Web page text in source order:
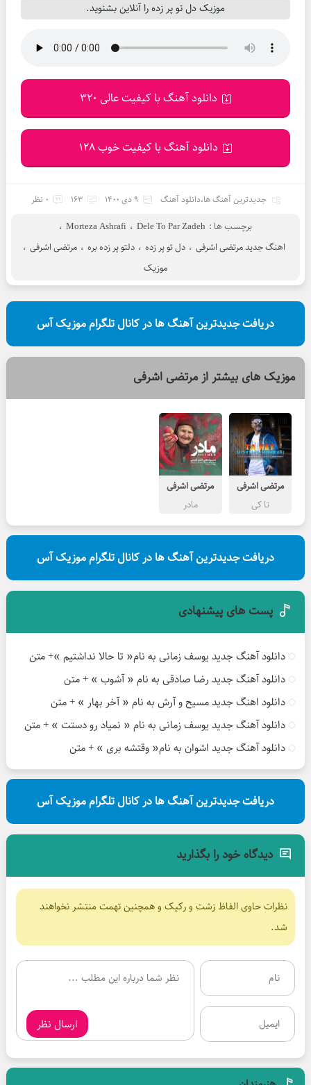
موزیک دل تو پر زده را آنلاین بشنوید.
دانلود آهنگ با کیفیت عالی 320
دانلود آهنگ با کیفیت خوب 128
جدیدترین آهنگ ها،دانلود آهنگ 9 دی 1400 163 0 نظر
برچسب ها : Dele To Par Zadeh ، Morteza Ashrafi ،
اهنگ جدید مرتضی اشرفی ، دل تو پر زده ، دلتو پر زده بره ، مرتضی اشرفی ،
موزیک
دریافت جدیدترین آهنگ ها در کانال تلگرام موزیک آس
موزیک های بیشتر ازمرتضی اشرفی
مرتضی اشرفی
تا کی
مرتضی اشرفی
مادر
دریافت جدیدترین آهنگ ها در کانال تلگرام موزیک آس
پست های پیشنهادی
دانلود آهنگ جدید یوسف زمانی به نام« تا حالا نداشتیم »+ متن
دانلود آهنگ جدید رضا صادقی به نام « آشوب » + متن
دانلود اهنگ جدید مسیح و آرش به نام « آخر بهار » + متن
دانلود آهنگ جدید یوسف زمانی به نام « نمیاد رو دستت » + متن
دانلود آهنگ جدید اشوان به نام« وقتشه بری » + متن
دریافت جدیدترین آهنگ ها در کانال تلگرام موزیک آس
دیدگاه خود را بگذارید
نظرات حاوی الفاظ زشت و رکیک و همچنین تهمت منتشر نخواهند
شد.
ارسال نظر